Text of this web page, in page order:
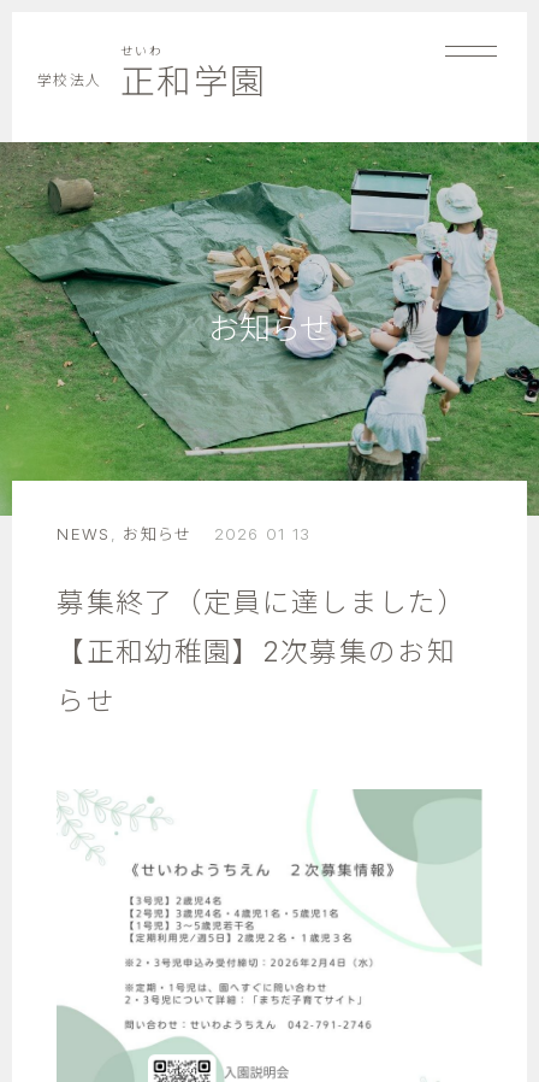
学校法人
せいわ
正和学園
お知らせ
NEWS お知らせ 2026 01 13
募集終了（定員に達しました）
【正和幼稚園】2次募集のお知
らせ